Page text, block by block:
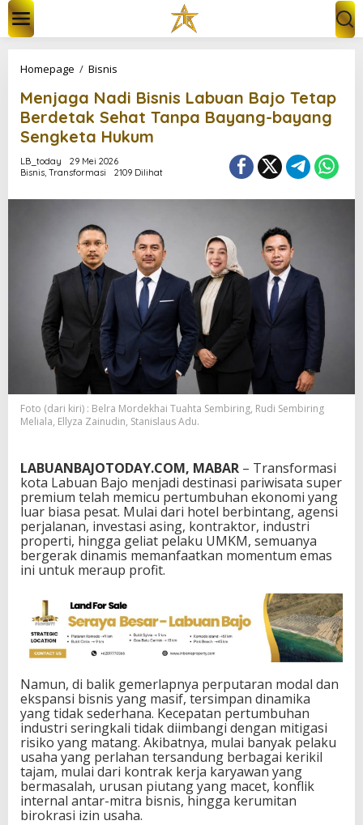
w
Homepage / Bisnis
n
j
a
g
a
N
d
n
L
b
u
a
B
a
T
e
t
a
p
B
e
r
d
t
a
S
h
a
t
T
a
n
p
a
B
a
Menjaga Nadi Bisnis Labuan Bajo Tetap
Berdetak Sehat Tanpa Bayang-bayang
Sengketa Hukum
LB_today
29 Mei 2026
Bisnis, Transformasi 2109 Dilihat
Foto (dari kiri) : Belra Mordekhai Tuahta Sembiring, Rudi Sembiring
Meliala, Ellyza Zainudin, Stanislaus Adu.
LABUANBAJOTODAY.COM, MABAR – Transformasi
kota Labuan Bajo menjadi destinasi pariwisata super
premium telah memicu pertumbuhan ekonomi yang
luar biasa pesat. Mulai dari hotel berbintang, agensi
perjalanan, investasi asing, kontraktor, industri
properti, hingga geliat pelaku UMKM, semuanya
bergerak dinamis memanfaatkan momentum emas
ini untuk meraup profit.
Namun, di balik gemerlapnya perputaran modal dan
ekspansi bisnis yang masif, tersimpan dinamika
yang tidak sederhana. Kecepatan pertumbuhan
industri seringkali tidak diimbangi dengan mitigasi
risiko yang matang. Akibatnya, mulai banyak pelaku
usaha yang perlahan tersandung berbagai kerikil
tajam, mulai dari kontrak kerja karyawan yang
bermasalah, urusan piutang yang macet, konflik
internal antar-mitra bisnis, hingga kerumitan
birokrasi izin usaha.